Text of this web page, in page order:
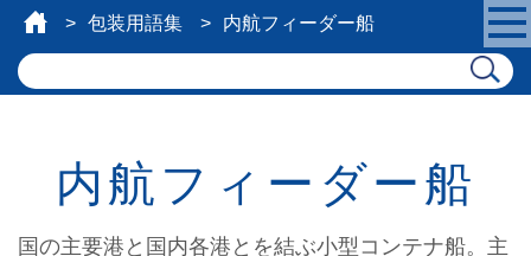
包装用語集 内航フィーダー船
内航フィーダー船
国の主要港と国内各港とを結ぶ小型コンテナ船。主